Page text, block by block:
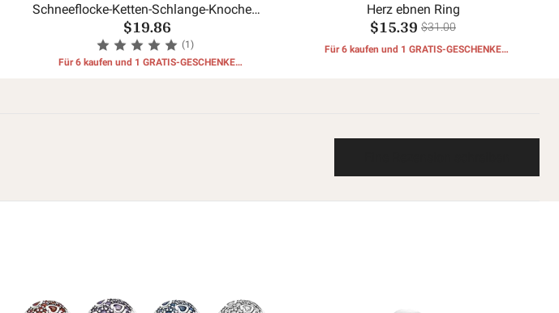
Schneeflocke-Ketten-Schlange-Knochen-
Armband
$19.86
(1)
Für 6 kaufen und 1 GRATIS-GESCHENKE
Herz ebnen Ring
$15.39 $31.00
Für 6 kaufen und 1 GRATIS-GESCHENKE